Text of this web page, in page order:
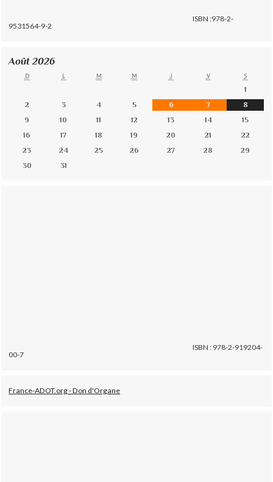
ISBN :978-2-
9531564-9-2
Août 2026
D L M M J V S
1
2
3 4 5 6 7
8
9
10 11 12 13 14
15
16
17 18 19 20 21
22
23
24 25 26 27 28
29
30
31
ISBN : 978-2-919204-
00-7
France-ADOT.org - Don d'Organe